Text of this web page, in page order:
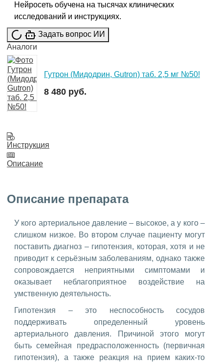
Нейросеть обучена на тысячах клинических
исследований и инструкциях.
Задать вопрос ИИ
Аналоги
Гутрон (Мидодрин, Gutron) таб. 2,5 мг №50!
8 480 руб.
Инструкция
Описание
Описание препарата
У кого артериальное давление – высокое, а у кого –
слишком низкое. Во втором случае пациенту могут
поставить диагноз – гипотензия, которая, хотя и не
приводит к серьёзным заболеваниям, однако также
сопровождается неприятными симптомами и
оказывает неблагоприятное воздействие на
умственную деятельность.
Гипотензия – это неспособность сосудов
поддерживать определенный уровень
артериального давления. Причиной этого могут
быть семейная предрасположенность (первичная
гипотензия), а также реакция на прием каких-то